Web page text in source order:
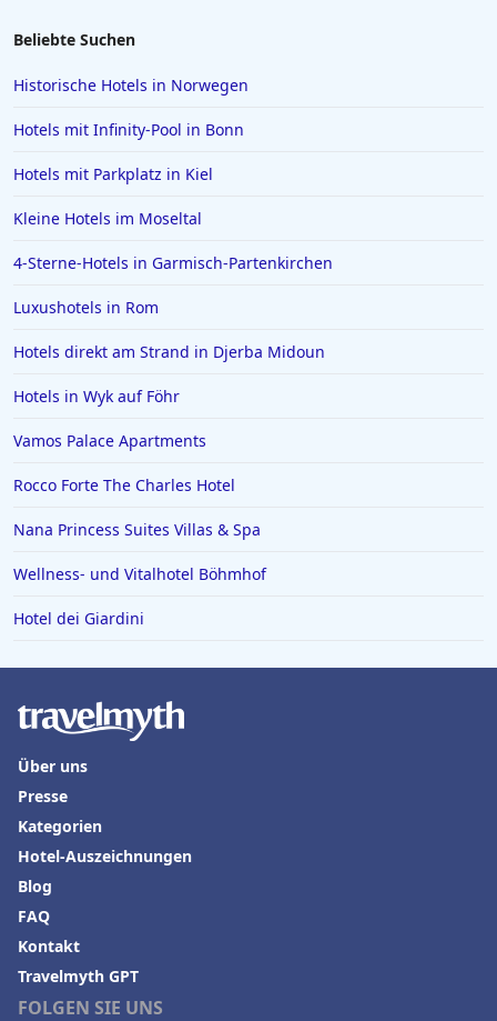
Hotels mit Pool in Florenz
Beliebte Suchen
Historische Hotels in Norwegen
Hotels mit Infinity-Pool in Bonn
Hotels mit Parkplatz in Kiel
Kleine Hotels im Moseltal
4-Sterne-Hotels in Garmisch-Partenkirchen
Luxushotels in Rom
Hotels direkt am Strand in Djerba Midoun
Hotels in Wyk auf Föhr
Vamos Palace Apartments
Rocco Forte The Charles Hotel
Nana Princess Suites Villas & Spa
Wellness- und Vitalhotel Böhmhof
Hotel dei Giardini
FOLGEN SIE UNS
Über uns
Presse
Kategorien
Hotel-Auszeichnungen
Blog
FAQ
Kontakt
Travelmyth GPT